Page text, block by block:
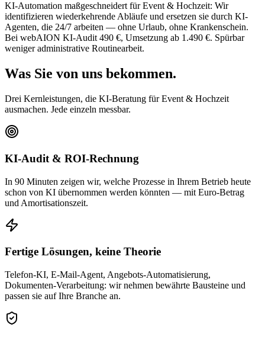
KI-Automation maßgeschneidert für Event & Hochzeit: Wir
identifizieren wiederkehrende Abläufe und ersetzen sie durch KI-
Agenten, die 24/7 arbeiten — ohne Urlaub, ohne Krankenschein.
Bei webAION KI-Audit 490 €, Umsetzung ab 1.490 €. Spürbar
weniger administrative Routinearbeit.
Was Sie von uns bekommen.
Drei Kernleistungen, die KI-Beratung für Event & Hochzeit
ausmachen. Jede einzeln messbar.
KI-Audit & ROI-Rechnung
In 90 Minuten zeigen wir, welche Prozesse in Ihrem Betrieb heute
schon von KI übernommen werden könnten — mit Euro-Betrag
und Amortisationszeit.
Fertige Lösungen, keine Theorie
Telefon-KI, E-Mail-Agent, Angebots-Automatisierung,
Dokumenten-Verarbeitung: wir nehmen bewährte Bausteine und
passen sie auf Ihre Branche an.